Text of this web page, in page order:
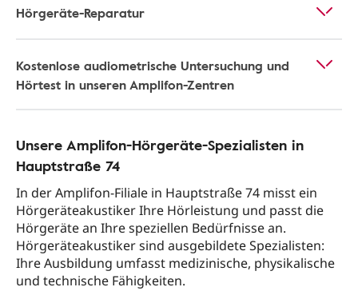
Hörgeräte-Reparatur
Kostenlose audiometrische Untersuchung und
Hörtest in unseren Amplifon-Zentren
Unsere Amplifon-Hörgeräte-Spezialisten in
Hauptstraße 74
In der Amplifon-Filiale in Hauptstraße 74 misst ein
Hörgeräteakustiker Ihre Hörleistung und passt die
Hörgeräte an Ihre speziellen Bedürfnisse an.
Hörgeräteakustiker sind ausgebildete Spezialisten:
Ihre Ausbildung umfasst medizinische, physikalische
und technische Fähigkeiten.